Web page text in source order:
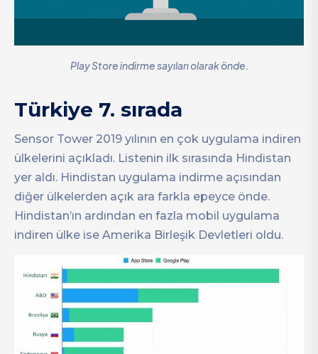
Play Store indirme sayıları olarak önde.
Türkiye 7. sırada
Sensor Tower 2019 yılının en çok uygulama indiren
ülkelerini açıkladı. Listenin ilk sırasında Hindistan
yer aldı. Hindistan uygulama indirme açısından
diğer ülkelerden açık ara farkla epeyce önde.
Hindistan’ın ardından en fazla mobil uygulama
indiren ülke ise Amerika Birleşik Devletleri oldu.